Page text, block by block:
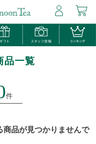
品一覧
件
商品が見つかりませんで